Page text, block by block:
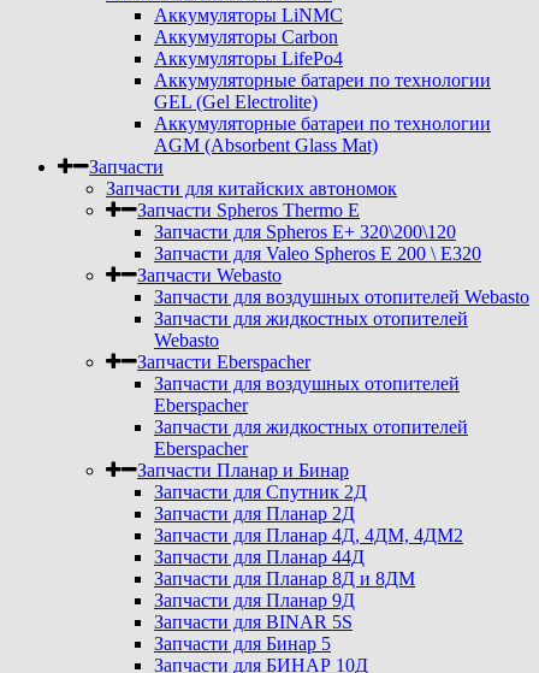
Аккумуляторы LiNMC
Аккумуляторы Carbon
Аккумуляторы LifePo4
Аккумуляторные батареи по технологии
GEL (Gel Electrolite)
Аккумуляторные батареи по технологии
AGM (Absorbent Glass Mat)
Запчасти
Запчасти для китайских автономок
Запчасти Spheros Thermo E
Запчасти для Spheros E+ 320\200\120
Запчасти для Valeo Spheros E 200 \ E320
Запчасти Webasto
Запчасти для воздушных отопителей Webasto
Запчасти для жидкостных отопителей
Webasto
Запчасти Eberspacher
Запчасти для воздушных отопителей
Eberspacher
Запчасти для жидкостных отопителей
Eberspacher
Запчасти Планар и Бинар
Запчасти для Спутник 2Д
Запчасти для Планар 2Д
Запчасти для Планар 4Д, 4ДМ, 4ДМ2
Запчасти для Планар 44Д
Запчасти для Планар 8Д и 8ДМ
Запчасти для Планар 9Д
Запчасти для BINAR 5S
Запчасти для Бинар 5
Запчасти для БИНАР 10Д